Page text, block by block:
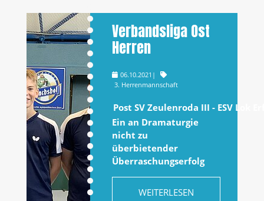
Verbandsliga Ost
Herren
06.10.2021 |
3. Herrenmannschaft
Post SV Zeulenroda III - ESV Lok
Ein an Dramaturgie
nicht zu
überbietender
Überraschungserfolg
WEITERLESEN